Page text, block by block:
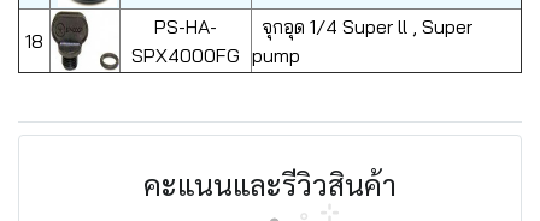
18
PS-HA-
SPX4000FG
จุกอุด 1/4 Super ll , Super
pump
คะแนนและรีวิวสินค้า